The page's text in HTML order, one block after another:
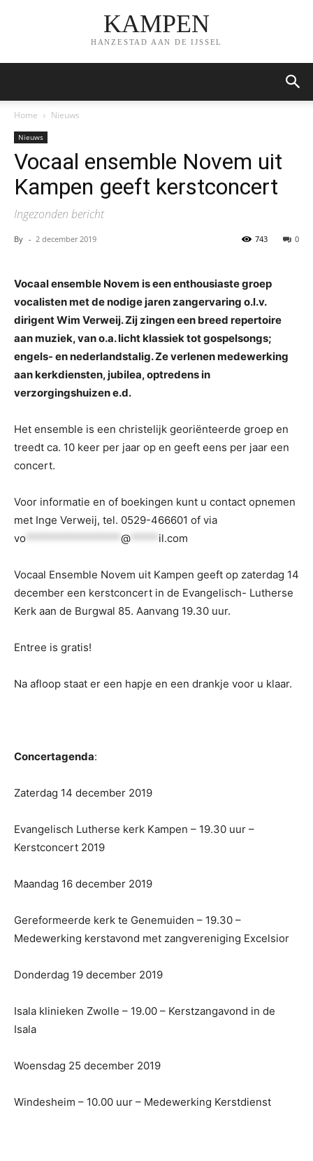
KAMPEN
HANZESTAD AAN DE IJSSEL
Home Nieuws
Nieuws
Vocaal ensemble Novem uit
Kampen geeft kerstconcert
Ingezonden bericht
By - 2 december 2019 0
743
Vocaal ensemble Novem is een enthousiaste groep
vocalisten met de nodige jaren zangervaring o.l.v.
dirigent Wim Verweij. Zij zingen een breed repertoire
aan muziek, van o.a. licht klassiek tot gospelsongs;
engels- en nederlandstalig. Ze verlenen medewerking
aan kerkdiensten, jubilea, optredens in
verzorgingshuizen e.d.
Het ensemble is een christelijk georiënteerde groep en
treedt ca. 10 keer per jaar op en geeft eens per jaar een
concert.
Voor informatie en of boekingen kunt u contact opnemen
met Inge Verweij, tel. 0529-466601 of via
vo
@ il.com
Vocaal Ensemble Novem uit Kampen geeft op zaterdag 14
december een kerstconcert in de Evangelisch- Lutherse
Kerk aan de Burgwal 85. Aanvang 19.30 uur.
Entree is gratis!
Na afloop staat er een hapje en een drankje voor u klaar.
Concertagenda:
Zaterdag 14 december 2019
Evangelisch Lutherse kerk Kampen – 19.30 uur –
Kerstconcert 2019
Maandag 16 december 2019
Gereformeerde kerk te Genemuiden – 19.30 –
Medewerking kerstavond met zangvereniging Excelsior
Donderdag 19 december 2019
Isala klinieken Zwolle – 19.00 – Kerstzangavond in de
Isala
Woensdag 25 december 2019
Windesheim – 10.00 uur – Medewerking Kerstdienst